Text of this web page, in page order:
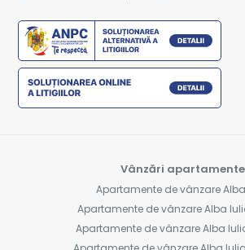
Vânzări apartamente
Apartamente de vânzare
Apartamente de vânzare Alba
Apartamente de vânzare Alba